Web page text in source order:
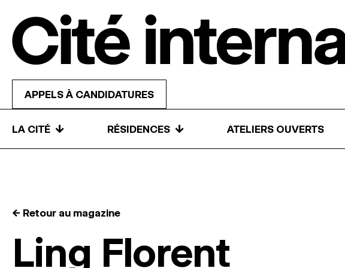
APPELS À CANDIDATURES
LA CITÉ ↓ RÉSIDENCES ↓ ATELIERS OUVERTS
← Retour au magazine
Ling Florent